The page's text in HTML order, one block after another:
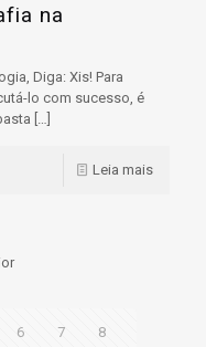
na
Diga: Xis! Para
lo com sucesso, é
[…]
Leia mais
6 7 8